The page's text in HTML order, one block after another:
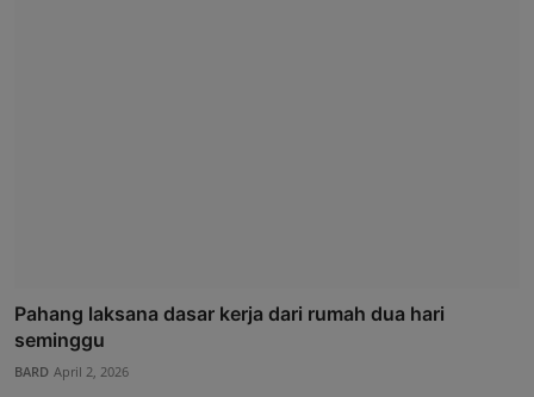
Pahang laksana dasar kerja dari rumah dua hari
seminggu
BARD April 2, 2026